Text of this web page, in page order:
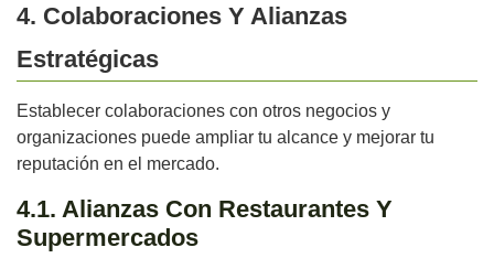
4. Colaboraciones Y Alianzas
Estratégicas
Establecer colaboraciones con otros negocios y
organizaciones puede ampliar tu alcance y mejorar tu
reputación en el mercado.
4.1. Alianzas Con Restaurantes Y
Supermercados